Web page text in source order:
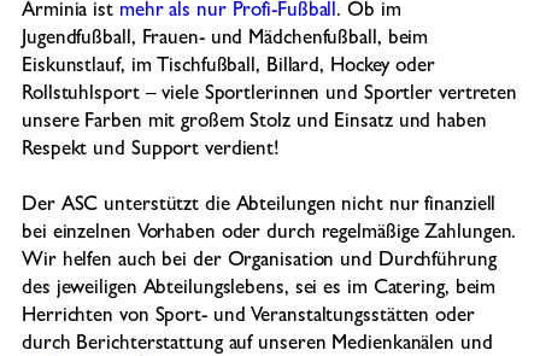
Arminia ist mehr als nur Profi-Fußball. Ob im
Jugendfußball, Frauen- und Mädchenfußball, beim
Eiskunstlauf, im Tischfußball, Billard, Hockey oder
Rollstuhlsport – viele Sportlerinnen und Sportler vertreten
unsere Farben mit großem Stolz und Einsatz und haben
Respekt und Support verdient!
Der ASC unterstützt die Abteilungen nicht nur finanziell
bei einzelnen Vorhaben oder durch regelmäßige Zahlungen.
Wir helfen auch bei der Organisation und Durchführung
des jeweiligen Abteilungslebens, sei es im Catering, beim
Herrichten von Sport- und Veranstaltungsstätten oder
durch Berichterstattung auf unseren Medienkanälen und